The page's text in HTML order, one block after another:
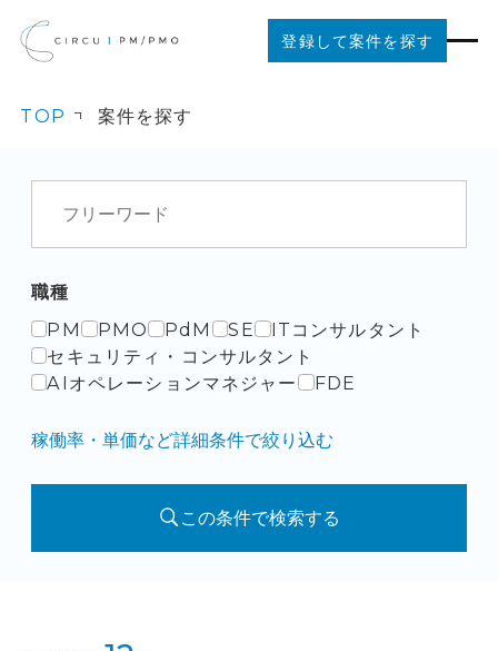
登録して案件を探す
ご利用の流れ
お役立ちコンテンツ
法人の方はこちら
TOP 案件を探す
職種
PM
PMO PdM SE
ITコンサルタント
セキュリティ・コンサルタント
AIオペレーションマネジャー
FDE
稼働率・単価など詳細条件で絞り込む
この条件で検索する